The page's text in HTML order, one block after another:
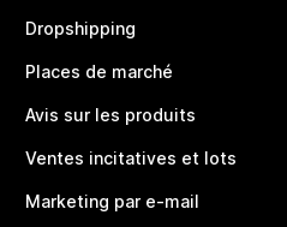
Dropshipping
Places de marché
Avis sur les produits
Ventes incitatives et lots
Marketing par e-mail